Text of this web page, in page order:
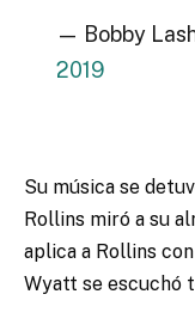
— Bobby
2019
Su música se
Rollins miró a su
aplica a Rollins
Wyatt se escuchó